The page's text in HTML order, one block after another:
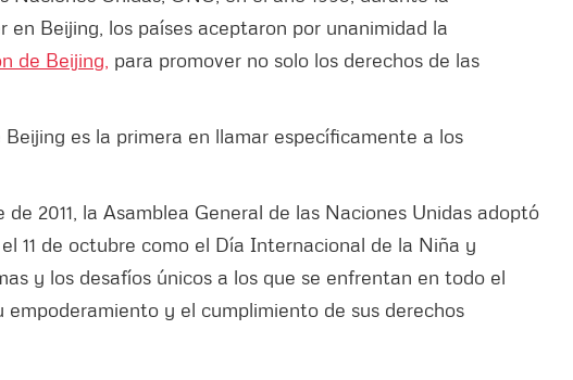
en Beijing, los países aceptaron por unanimidad la
de Beijing, para promover no solo los derechos de las
es la primera en llamar específicamente a los
2011, la Asamblea General de las Naciones Unidas adoptó
11 de octubre como el Día Internacional de la Niña y
y los desafíos únicos a los que se enfrentan en todo el
empoderamiento y el cumplimiento de sus derechos